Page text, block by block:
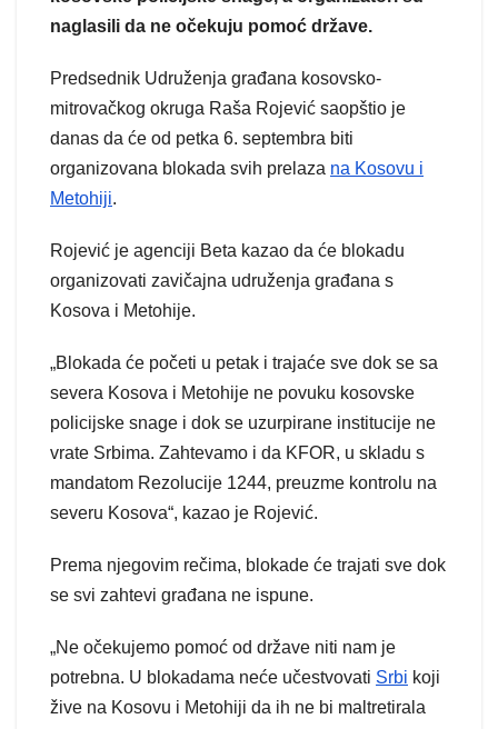
naglasili da ne očekuju pomoć države.
Predsednik Udruženja građana kosovsko-
mitrovačkog okruga Raša Rojević saopštio je
danas da će od petka 6. septembra biti
organizovana blokada svih prelaza na Kosovu i
Metohiji.
Rojević je agenciji Beta kazao da će blokadu
organizovati zavičajna udruženja građana s
Kosova i Metohije.
„Blokada će početi u petak i trajaće sve dok se sa
severa Kosova i Metohije ne povuku kosovske
policijske snage i dok se uzurpirane institucije ne
vrate Srbima. Zahtevamo i da KFOR, u skladu s
mandatom Rezolucije 1244, preuzme kontrolu na
severu Kosova“, kazao je Rojević.
Prema njegovim rečima, blokade će trajati sve dok
se svi zahtevi građana ne ispune.
„Ne očekujemo pomoć od države niti nam je
potrebna. U blokadama neće učestvovati Srbi koji
žive na Kosovu i Metohiji da ih ne bi maltretirala